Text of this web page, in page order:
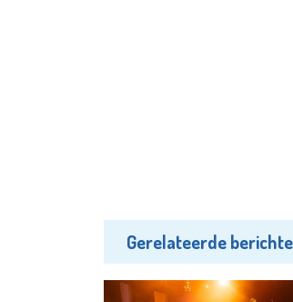
Gerelateerde